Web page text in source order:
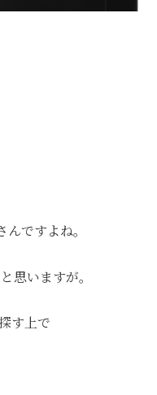
ですよね。
思いますが。
す上で